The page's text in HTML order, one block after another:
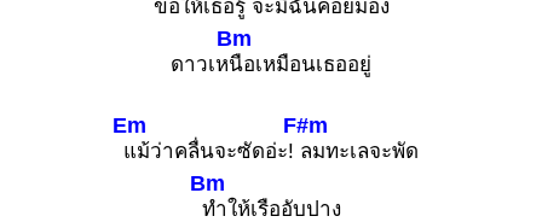
ขอให้เธอรู้ จะมีฉันคอยมอง
ดาวเห
Bm
นือเหมือนเธออยู่
Em
แม้ว่าคลื่นจะซัดอ่ะ!
F#m
ลมทะเลจะพัด
Bm
ทำให้เรืออับปาง